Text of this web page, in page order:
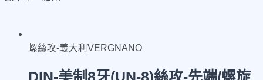
螺絲攻-義大利VERGNANO
DIN-美制8牙(UN-8)絲攻-先端/螺旋